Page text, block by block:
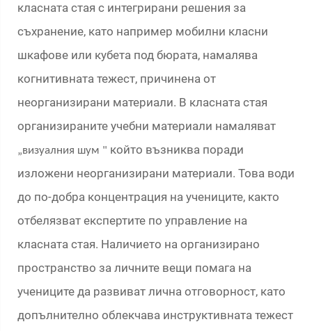
класната стая с интегрирани решения за
съхранение, като например мобилни класни
шкафове или кубета под бюрата, намалява
когнитивната тежест, причинена от
неорганизирани материали. В класната стая
организираните учебни материали намаляват
„визуалния шум " който възниква поради
изложени неорганизирани материали. Това води
до по-добра концентрация на учениците, както
отбелязват експертите по управление на
класната стая. Наличието на организирано
пространство за личните вещи помага на
учениците да развиват лична отговорност, като
допълнително облекчава инструктивната тежест